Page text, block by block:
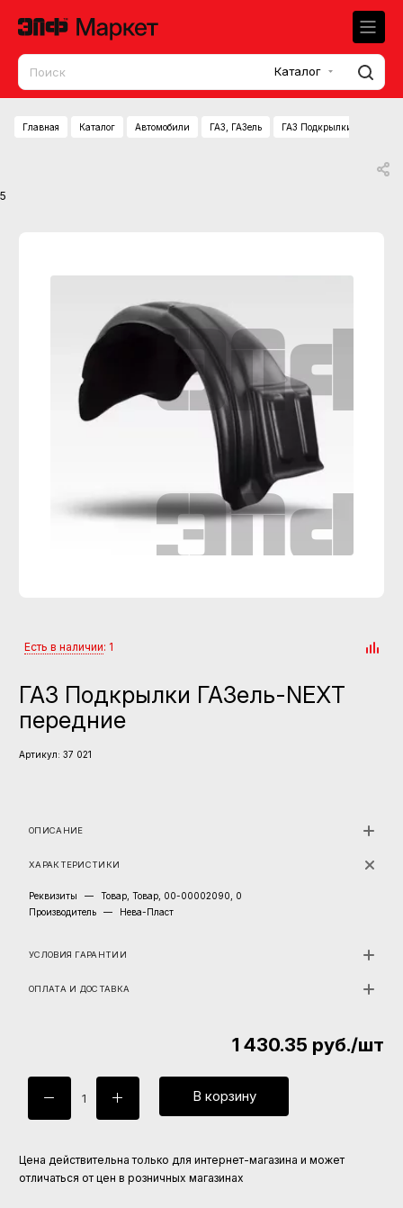
Каталог
Главная Каталог Автомобили ГАЗ, ГАЗель ГАЗ Подкрылки ГАЗель-
5
Есть в наличии: 1
ГАЗ Подкрылки ГАЗель-NEXT
передние
Артикул: 37 021
ОПИСАНИЕ
ХАРАКТЕРИСТИКИ
Реквизиты —
Товар, Товар, 00-00002090, 0
Производитель
— Нева-Пласт
УСЛОВИЯ ГАРАНТИИ
ОПЛАТА И ДОСТАВКА
1 430.35 руб./шт
В корзину
Цена действительна только для интернет-магазина и может
отличаться от цен в розничных магазинах